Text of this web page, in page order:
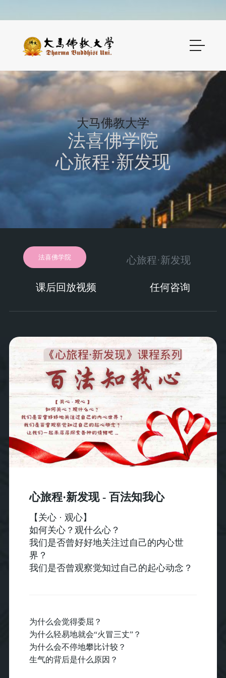
大马佛教大学
法喜佛学院
心旅程·新发现
法喜佛学院 心旅程·新发现
课后回放视频 任何咨询
心旅程·新发现 - 百法知我心
【关心 · 观心】
如何关心？观什么心？
我们是否曾好好地关注过自己的内心世
界？
我们是否曾观察觉知过自己的起心动念？
为什么会觉得委屈？
为什么轻易地就会“火冒三丈”？
为什么会不停地攀比计较？
生气的背后是什么原因？